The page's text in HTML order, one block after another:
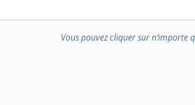
Vous pouvez cliquer sur